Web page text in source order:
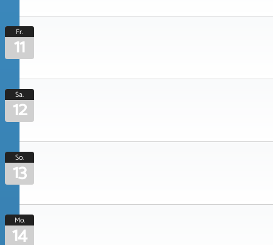
Fr.
11
Sa.
12
So.
13
Mo.
14